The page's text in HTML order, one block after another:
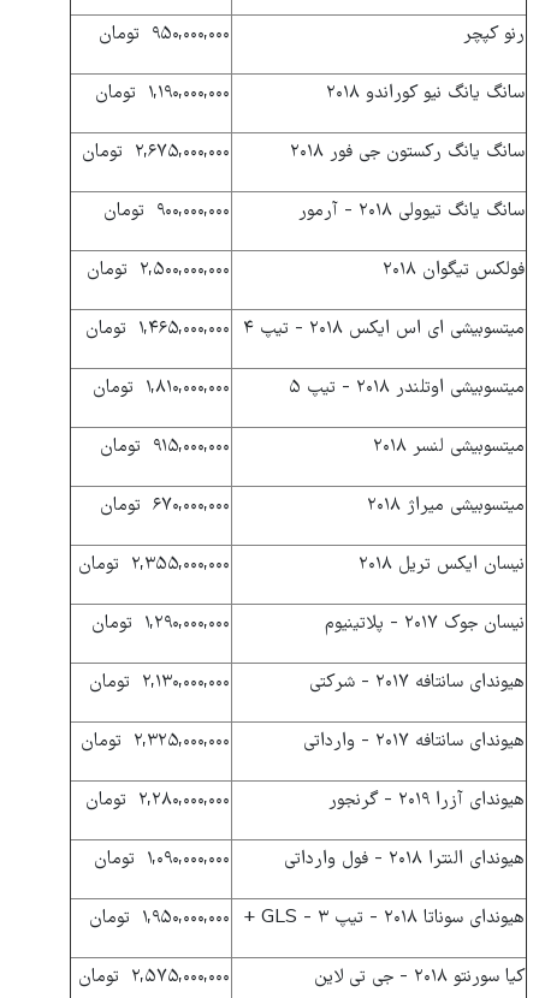
رنو کپچر ۹۵۰,۰۰۰,۰۰۰ تومان
سانگ یانگ نیو کوراندو ۲۰۱۸ ۱,۱۹۰,۰۰۰,۰۰۰ تومان
سانگ یانگ رکستون جی فور ۲۰۱۸ ۲,۶۷۵,۰۰۰,۰۰۰ تومان
سانگ یانگ تیوولی ۲۰۱۸ - آرمور ۹۰۰,۰۰۰,۰۰۰ تومان
فولکس تیگوان ۲۰۱۸ ۲,۵۰۰,۰۰۰,۰۰۰ تومان
میتسوبیشی ای اس ایکس ۲۰۱۸ - تیپ ۴ ۱,۴۶۵,۰۰۰,۰۰۰ تومان
میتسوبیشی اوتلندر ۲۰۱۸ - تیپ ۵ ۱,۸۱۰,۰۰۰,۰۰۰ تومان
میتسوبیشی لنسر ۲۰۱۸ ۹۱۵,۰۰۰,۰۰۰ تومان
میتسوبیشی میراژ ۲۰۱۸ ۶۷۰,۰۰۰,۰۰۰ تومان
نیسان ایکس تریل ۲۰۱۸ ۲,۳۵۵,۰۰۰,۰۰۰ تومان
نیسان جوک ۲۰۱۷ - پلاتینیوم ۱,۲۹۰,۰۰۰,۰۰۰ تومان
هیوندای سانتافه ۲۰۱۷ - شرکتی ۲,۱۳۰,۰۰۰,۰۰۰ تومان
هیوندای سانتافه ۲۰۱۷ - وارداتی ۲,۳۲۵,۰۰۰,۰۰۰ تومان
هیوندای آزرا ۲۰۱۹ - گرنجور ۲,۲۸۰,۰۰۰,۰۰۰ تومان
هیوندای النترا ۲۰۱۸ - فول وارداتی ۱,۰۹۰,۰۰۰,۰۰۰ تومان
هیوندای سوناتا ۲۰۱۸ - تیپ ۳ - GLS + ۱,۹۵۰,۰۰۰,۰۰۰ تومان
کیا سورنتو ۲۰۱۸ - جی تی لاین ۲,۵۷۵,۰۰۰,۰۰۰ تومان